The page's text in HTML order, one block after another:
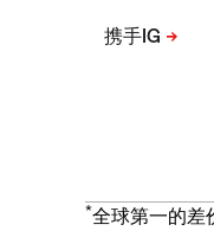
*全球第一的差